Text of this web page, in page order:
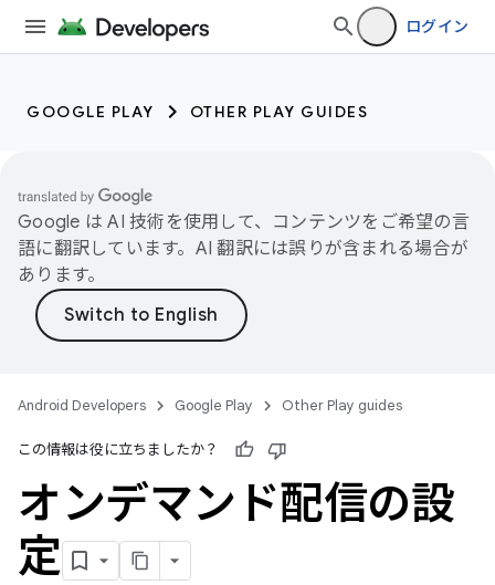
ログイン
GOOGLE PLAY OTHER PLAY GUIDES
Google は AI 技術を使用して、コンテンツをご希望の言
語に翻訳しています。AI 翻訳には誤りが含まれる場合が
あります。
Android Developers Google Play Other Play guides
この情報は役に立ちましたか？
オンデマンド配信の設
定